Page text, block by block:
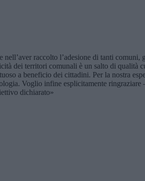
nell’aver raccolto l’adesione di tanti
dei territori comunali è un salto di qualità
a beneficio dei cittadini. Per la nostra
Voglio infine esplicitamente
dichiarato»